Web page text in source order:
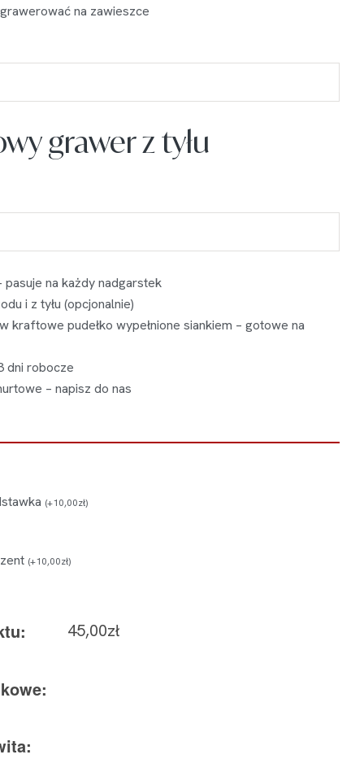
na zawieszce
grawer z tyłu
pasuje na każdy nadgarstek
i z tyłu (opcjonalnie)
kraftowe pudełko wypełnione siankiem – gotowe na
dni robocze
– napisz do nas
(+10,00zł)
(+10,00zł)
45,00zł